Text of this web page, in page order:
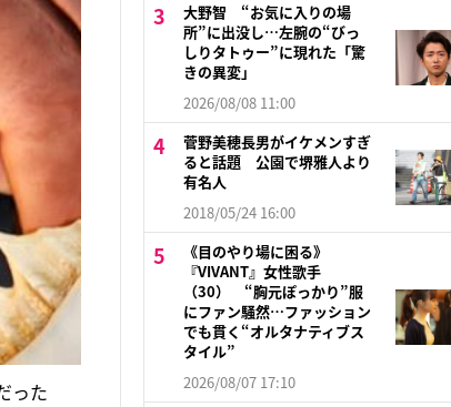
った
大野智 “お気に入りの場
所”に出没し…左腕の“びっ
しりタトゥー”に現れた「驚
きの異変」
2026/08/08 11:00
菅野美穂長男がイケメンすぎ
ると話題 公園で堺雅人より
有名人
2018/05/24 16:00
《目のやり場に困る》
『VIVANT』女性歌手
（30） “胸元ぽっかり”服
にファン騒然…ファッション
でも貫く“オルタナティブス
タイル”
2026/08/07 17:10